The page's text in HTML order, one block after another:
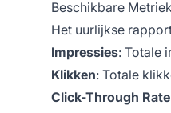
Beschikbare
Het uurlijkse
Impressies: Totale
Klikken: Totale
Click-Through